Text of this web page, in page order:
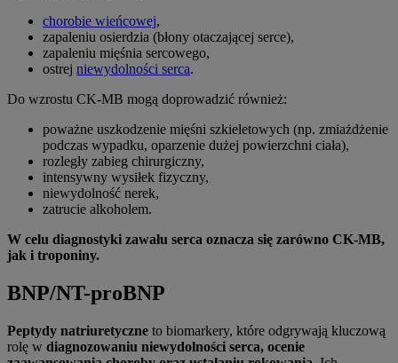
chorobie wieńcowej,
zapaleniu osierdzia (błony otaczającej serce),
zapaleniu mięśnia sercowego,
ostrej niewydolności serca.
Do wzrostu CK-MB mogą doprowadzić również:
poważne uszkodzenie mięśni szkieletowych (np. zmiażdżenie
podczas wypadku, oparzenie dużej powierzchni ciała),
rozległy zabieg chirurgiczny,
intensywny wysiłek fizyczny,
niewydolność nerek,
zatrucie alkoholem.
W celu diagnostyki zawału serca oznacza się zarówno CK-MB,
jak i troponiny.
BNP/NT-proBNP
Peptydy natriuretyczne to biomarkery, które odgrywają kluczową
rolę w diagnozowaniu niewydolności serca, ocenie